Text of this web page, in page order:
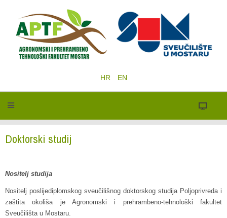
HR EN
Doktorski studij
Nositelj studija
Nositelj poslijediplomskog sveučilišnog doktorskog studija Poljoprivreda i
zaštita okoliša je Agronomski i prehrambeno-tehnološki fakultet
Sveučilišta u Mostaru.